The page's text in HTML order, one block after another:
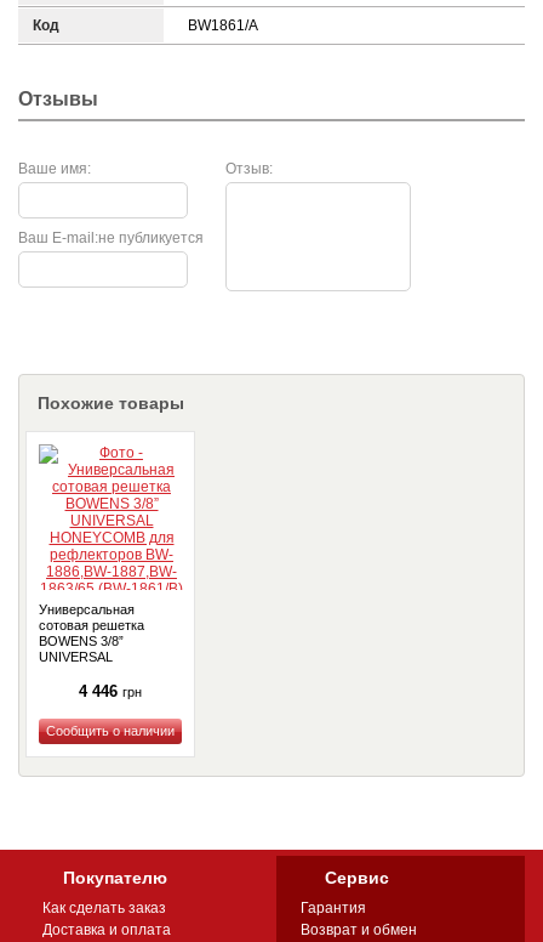
Код BW1861/A
Отзывы
Ваше имя: Отзыв:
не публикуется
Ваш E-mail:
Похожие товары
Универсальная
сотовая решетка
BOWENS 3/8”
UNIVERSAL
рефлекторов BW-
1886,BW-1887,BW-
1863/65 (BW-1861/B)
4 446 грн
Купить
Покупателю
Как сделать заказ
Доставка и оплата
Сервис
Гарантия
Возврат и обмен